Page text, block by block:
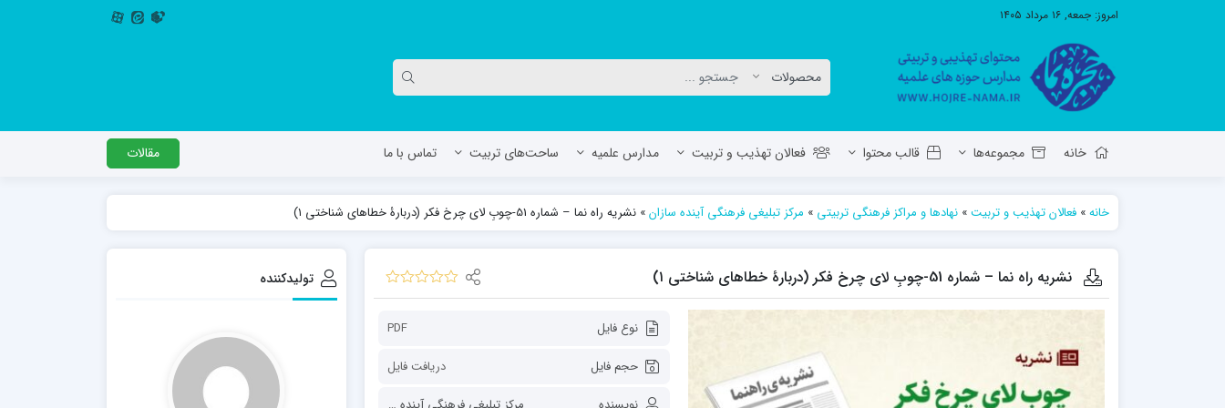
امروز: جمعه, ۱۶ مرداد ۱۴۰۵
خانه مجموعه‌ها قالب محتوا فعالان تهذیب و تربیت مدارس علمیه
معاونت تهذیب استان آ.ش
حوزه علمیه حضرت ولی عصر عج بناب
مدرسه علمیه صاحب الزمان عج مرند
مدرسه علمیه جعفریه
مدرسه علمیه المهدی (عج)/ آران و بیدگل
حوزه علمیه سفیران هدایت رهنان
مدرسه آیت الله العظمی گلپایگانی ره
مدرسه اباصالح المهدی عج
مدرسه امام جعفر صادق علیه السلام ساوجبلاغ
مدرسه علمیه امام حسن مجتبی(ع) چهارباغ
ساحت‌های تربیت تماس با ما مقالات
خانه» فعالان تهذیب و تربیت» نهادها و مراکز فرهنگی تربیتی » مرکز تبلیغی فرهنگی آینده سازان» نشریه راه نما – شماره 51-چوبِ لای چرخ فکر (دربارۀ خطاهای شناختی ۱)
نشریه راه نما – شماره 51-چوبِ لای چرخ فکر (دربارۀ خطاهای شناختی ۱)
نوع فایل
PDF
حجم فایل
دریافت فایل
تولیدکننده